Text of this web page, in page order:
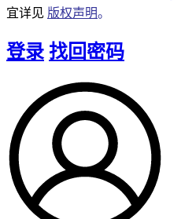
宜详见 版权声明。
登录 找回密码